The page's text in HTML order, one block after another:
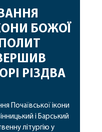
БОЖОЇ
РІЗДВА
Почаївської ікони
і Барський
літургію у